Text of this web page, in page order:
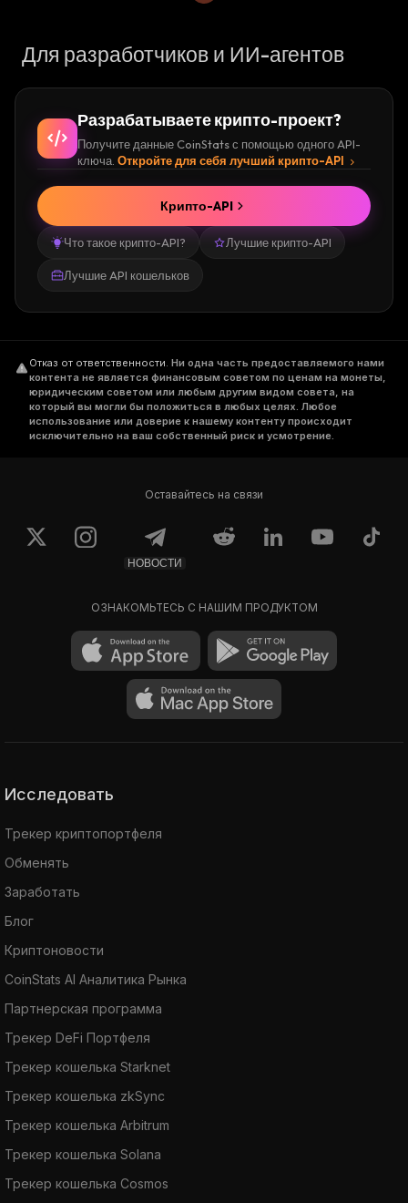
Для разработчиков и ИИ-агентов
Разрабатываете крипто-проект?
Получите данные CoinStats с помощью одного API-
ключа. Откройте для себя лучший крипто-API
Что такое крипто-API? Лучшие крипто-API
Лучшие API кошельков
Крипто-API
Отказ от ответственности. Ни одна часть предоставляемого нами
контента не является финансовым советом по ценам на монеты,
юридическим советом или любым другим видом совета, на
который вы могли бы положиться в любых целях. Любое
использование или доверие к нашему контенту происходит
исключительно на ваш собственный риск и усмотрение.
Оставайтесь на связи
НОВОСТИ
ОЗНАКОМЬТЕСЬ С НАШИМ ПРОДУКТОМ
Исследовать
Трекер криптопортфеля
Обменять
Заработать
Блог
Криптоновости
CoinStats AI Аналитика Рынка
Партнерская программа
Трекер DeFi Портфеля
Трекер кошелька Starknet
Трекер кошелька zkSync
Трекер кошелька Arbitrum
Трекер кошелька Solana
Трекер кошелька Cosmos